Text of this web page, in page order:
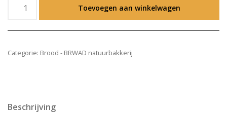
Toevoegen aan winkelwagen
Categorie: Brood - BRWAD natuurbakkerij
Beschrijving